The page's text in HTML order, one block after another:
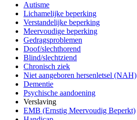
Autisme
Lichamelijke beperking
Verstandelijke beperking
Meervoudige beperking
Gedragsproblemen
Doof/slechthorend
Blind/slechtziend
Chronisch ziek
Niet aangeboren hersenletsel (NAH)
Dementie
Psychische aandoening
Verslaving
EMB (Ernstig Meervoudig Beperkt)